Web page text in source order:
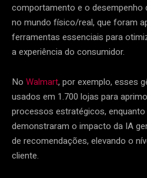
comportamento e o desempenho
no mundo físico/real, que foram
ferramentas essenciais para
a experiência do consumidor.
No Walmart, por exemplo, esses
usados em 1.700 lojas para
processos estratégicos,
demonstraram o impacto da IA
de recomendações, elevando o
cliente.